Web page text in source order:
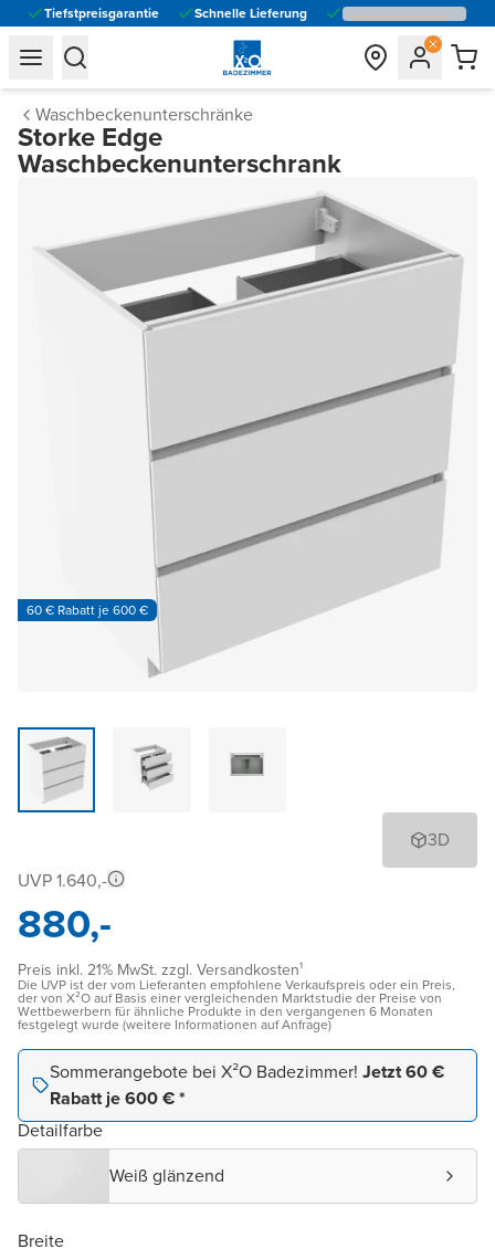
Tiefstpreisgarantie Schnelle Lieferung
general.navigation.toggle_menu.label
general.navigation.toggle_menu.label
Waschbeckenunterschränke
Storke Edge
Waschbeckenunterschrank
60 € Rabatt je 600 €
3D
UVP 1.640,-
880,-
Preis inkl. 21% MwSt. zzgl. Versandkosten¹
Die UVP ist der vom Lieferanten empfohlene Verkaufspreis oder ein Preis,
der von X²O auf Basis einer vergleichenden Marktstudie der Preise von
Wettbewerbern für ähnliche Produkte in den vergangenen 6 Monaten
festgelegt wurde (weitere Informationen auf Anfrage)
Sommerangebote bei X²O Badezimmer! Jetzt 60 €
Rabatt je 600 € *
Detailfarbe
Weiß glänzend
Breite